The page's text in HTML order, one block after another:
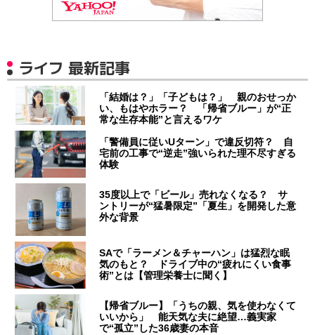
ライフ 最新記事
「結婚は？」「子どもは？」 親のおせっか
い、もはやホラー？ 「帰省ブルー」が“正
常な生存本能”と言えるワケ
「警備員に従いUターン」で違反切符？ 自
宅前の工事で“逆走”強いられた理不尽すぎる
体験
35度以上で「ビール」売れなくなる？ サ
ントリーが“猛暑限定”「夏生」を開発した意
外な背景
SAで「ラーメン＆チャーハン」は猛烈な眠
気のもと？ ドライブ中の“疲れにくい食事
術”とは【管理栄養士に聞く】
【帰省ブルー】「うちの親、気を使わなくて
いいから」 能天気な夫に絶望…義実家
で“孤立”した36歳妻の本音